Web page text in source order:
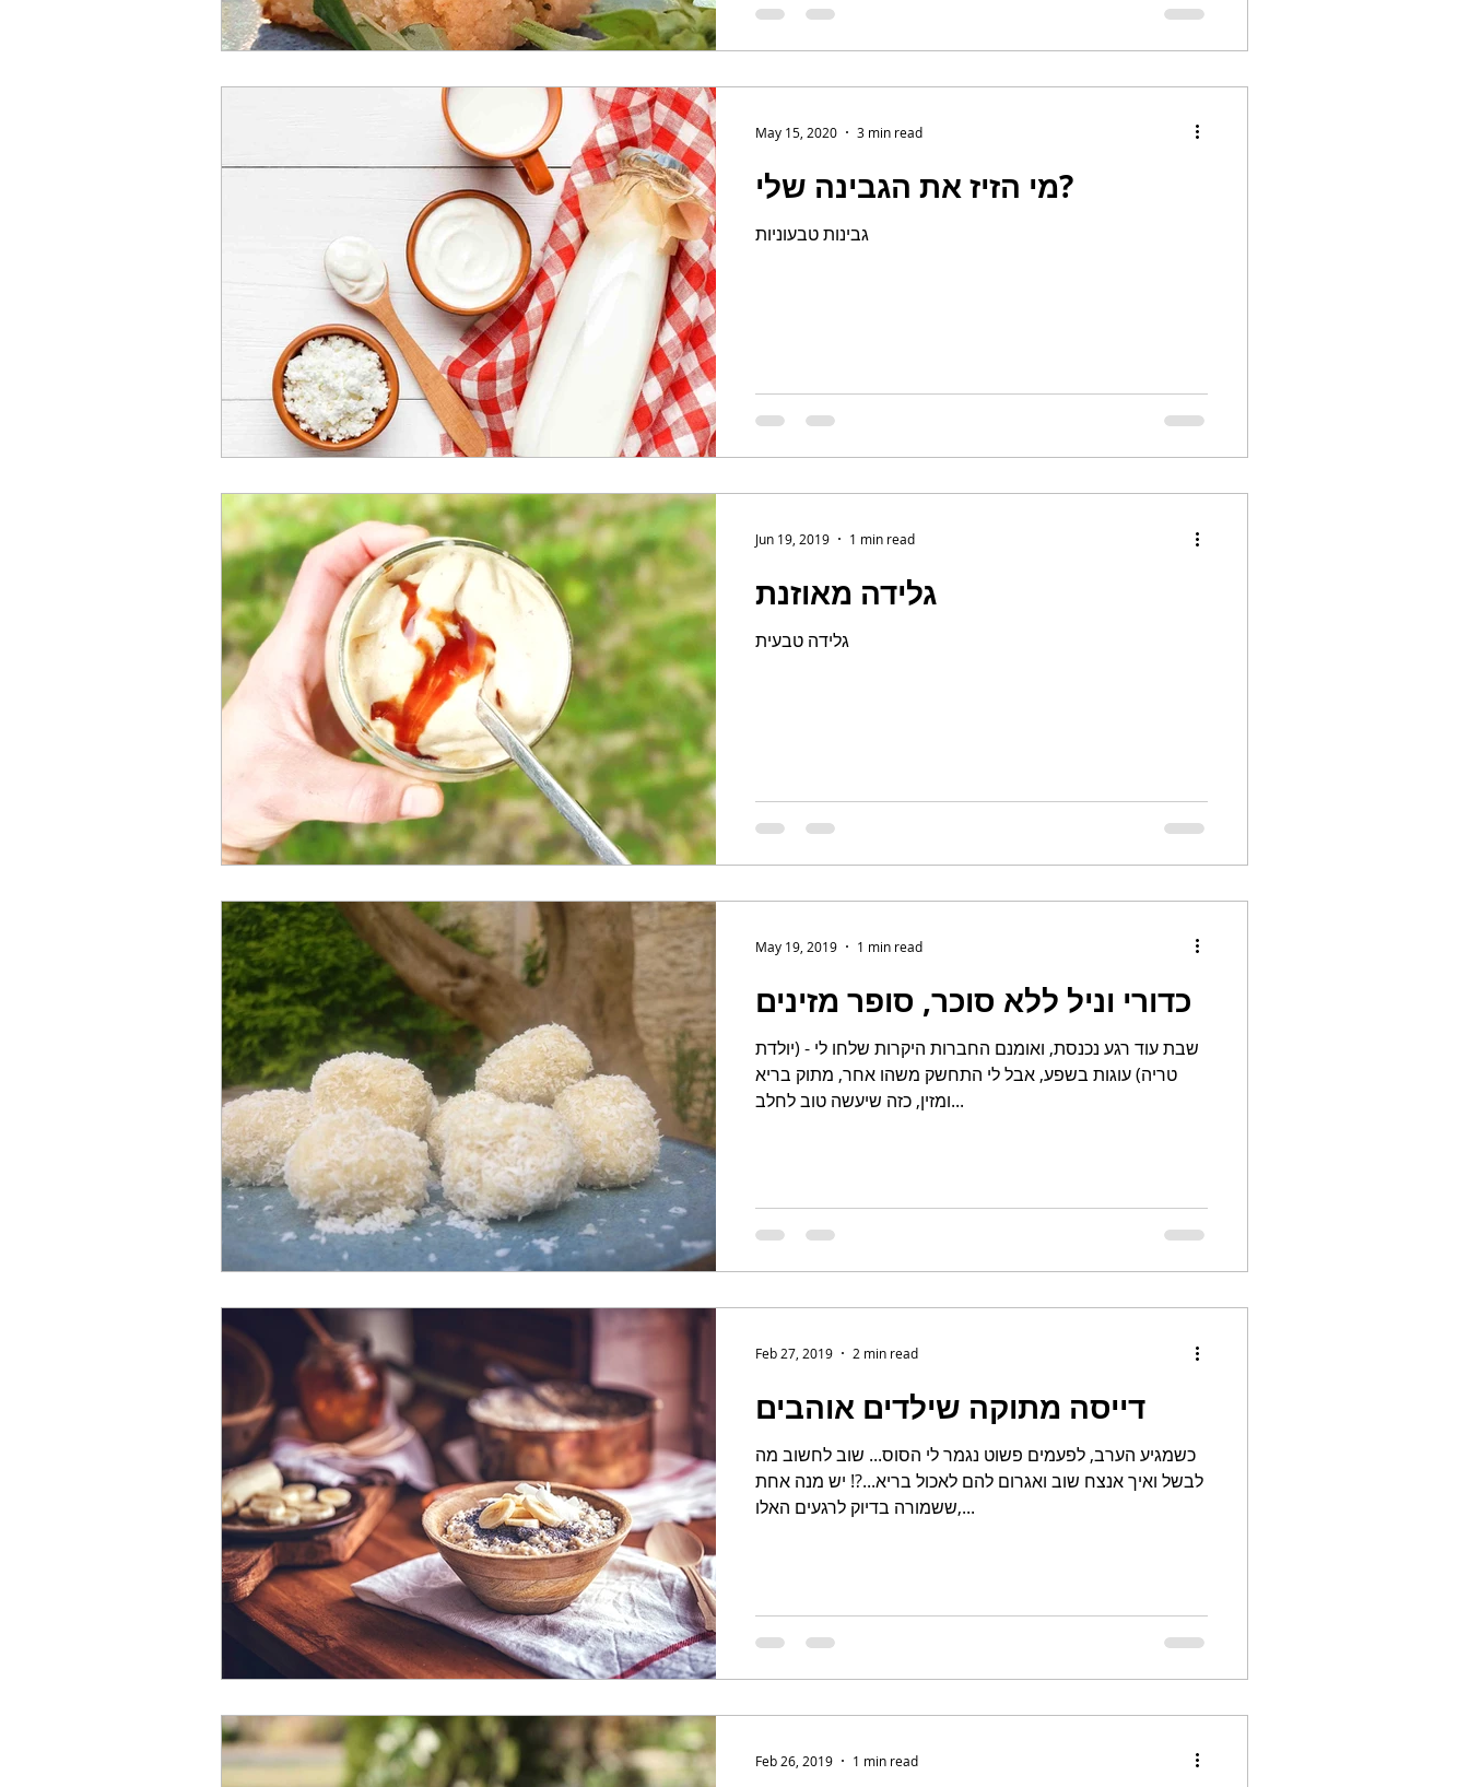
מי הזיז את הגבינה שלי?
גבינות טבעוניות
May 15, 2020 3 min read
גלידה מאוזנת
גלידה טבעית
Jun 19, 2019 1 min read
כדורי וניל ללא סוכר, סופר מזינים
שבת עוד רגע נכנסת, ואומנם החברות היקרות שלחו לי - (יולדת
טריה) עוגות בשפע, אבל לי התחשק משהו אחר, מתוק בריא
ומזין, כזה שיעשה טוב לחלב...
May 19, 2019 1 min read
דייסה מתוקה שילדים אוהבים
כשמגיע הערב, לפעמים פשוט נגמר לי הסוס... שוב לחשוב מה
לבשל ואיך אנצח שוב ואגרום להם לאכול בריא...?! יש מנה אחת
ששמורה בדיוק לרגעים האלו,...
Feb 27, 2019 2 min read
Feb 26, 2019 1 min read